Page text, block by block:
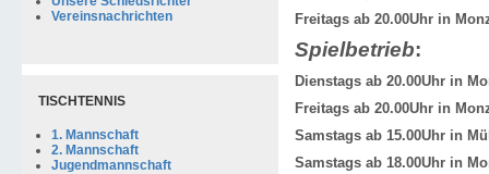
Freitags ab 20.00Uhr in
Spielbetrieb:
Dienstags ab 20.00Uhr in
Freitags ab 20.00Uhr in
Samstags ab 15.00Uhr in
Samstags ab 18.00Uhr in
Vereinsnachrichten
TISCHTENNIS
1. Mannschaft
2. Mannschaft
Jugendmannschaft